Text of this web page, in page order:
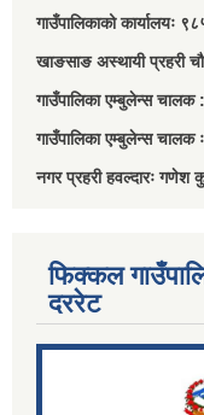
गाउँपालिकाको कार्यालयः
खाङसाङ अस्थायी प्रहरी
गाउँपालिका एम्बुलेन्स
गाउँपालिका एम्बुलेन्स
नगर प्रहरी हवल्दारः
फिक्कल
दररेट